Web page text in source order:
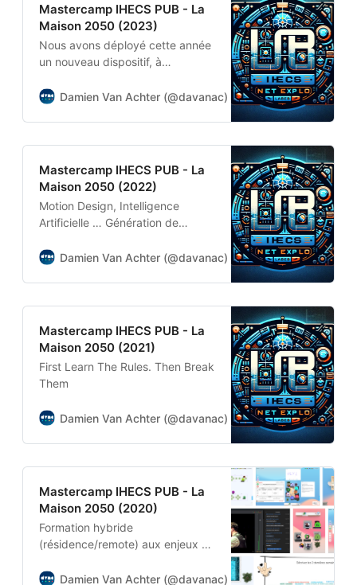
Mastercamp IHECS PUB - La
Maison 2050 (2023)
Nous avons déployé cette année
un nouveau dispositif, à
mondes de prédilection, celui de
Damien Van Achter (@davanac) Damien Van Achter
Mastercamp IHECS PUB - La
Maison 2050 (2022)
Motion Design, Intelligence
Artificielle … Génération de
immersiveRencontre avec
de Motion Design) et Sébastien
Development à la RTBF
(Télévision publique
belge)Damien Van Achter
(@davanac)Damien Van
Mythes et Réalités de
Damien Van Achter (@davanac) Damien Van Achter
Mastercamp IHECS PUB - La
Maison 2050 (2021)
First Learn The Rules. Then Break
Them
Damien Van Achter (@davanac) Damien Van Achter
Mastercamp IHECS PUB - La
Maison 2050 (2020)
Formation hybride
(résidence/remote) aux enjeux de
pour les étudiants en Master 1
Damien Van Achter (@davanac) Damien Van Achter